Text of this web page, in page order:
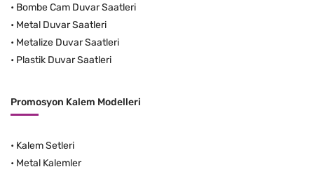
• Bombe Cam Duvar Saatleri
• Metal Duvar Saatleri
• Metalize Duvar Saatleri
• Plastik Duvar Saatleri
Promosyon Kalem Modelleri
• Kalem Setleri
• Metal Kalemler